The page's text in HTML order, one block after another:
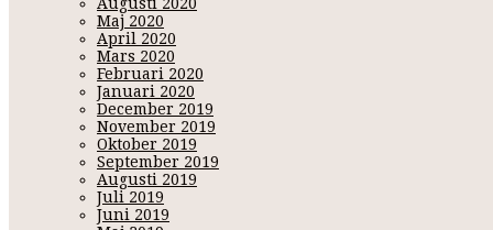
Maj 2020
April 2020
Mars 2020
Februari 2020
Januari 2020
December 2019
November 2019
Oktober 2019
September 2019
Augusti 2019
Juli 2019
Juni 2019